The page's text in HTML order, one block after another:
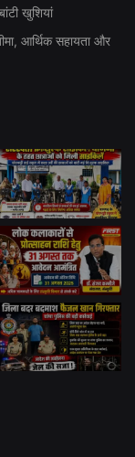
खुशियां
आर्थिक सहायता और